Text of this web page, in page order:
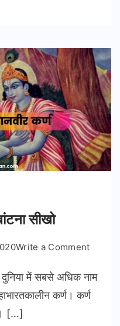
सीखो
Write a Commenton
प्रसंग
–
में सबसे अधिक नाम
कर्ण। कर्ण
[…]